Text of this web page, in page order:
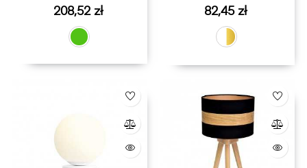
Cena
208,52 zł Cena
82,45 zł